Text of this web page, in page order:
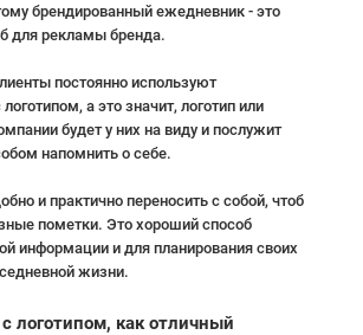
брендированный ежедневник - это
для рекламы бренда.
постоянно используют
а это значит, логотип или
будет у них на виду и послужит
напомнить о себе.
и практично переносить с собой, чтоб
пометки. Это хороший способ
информации и для планирования своих
жизни.
логотипом, как отличный